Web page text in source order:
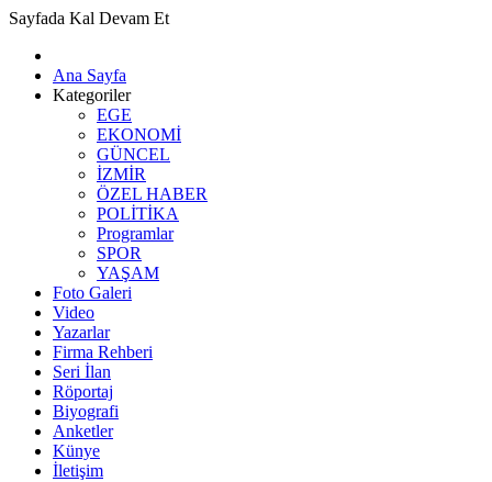
Sayfada Kal Devam Et
Ana Sayfa
Kategoriler
EGE
EKONOMİ
GÜNCEL
İZMİR
ÖZEL HABER
POLİTİKA
Programlar
SPOR
YAŞAM
Foto Galeri
Video
Yazarlar
Firma Rehberi
Seri İlan
Röportaj
Biyografi
Anketler
Künye
İletişim